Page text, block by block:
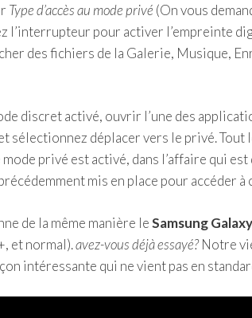
Type d’accès au mode privé (On vous
l’interrupteur pour activer l’empreinte
des fichiers de la Galerie, Musique,
discret activé, ouvrir l’une des
sélectionnez déplacer vers le privé. Tout
privé est activé, dans l’affaire qui
mis en place pour accéder à
de la même manière leSamsung
et normal).avez-vous déjà essayé?Notre
intéressante qui ne vient pas en